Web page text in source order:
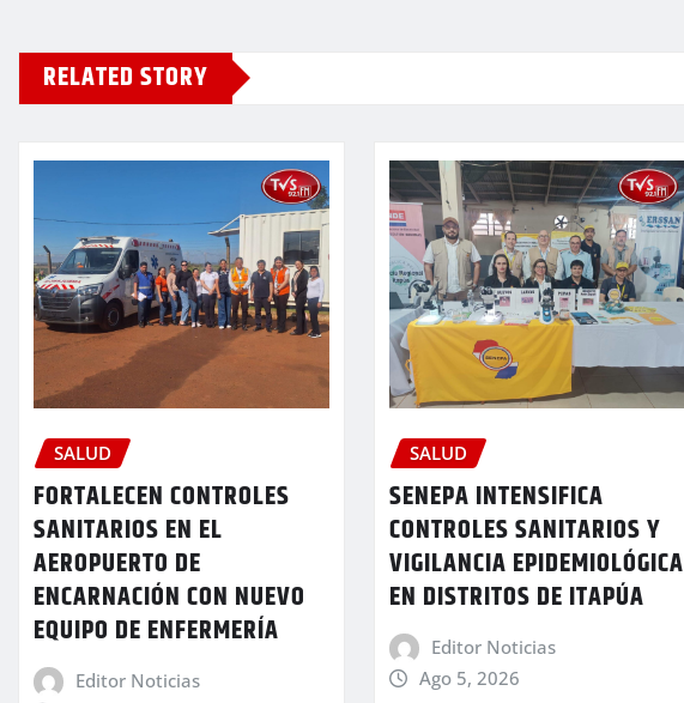
RELATED STORY
SALUD
FORTALECEN CONTROLES
SANITARIOS EN EL
AEROPUERTO DE
ENCARNACIÓN CON NUEVO
EQUIPO DE ENFERMERÍA
Editor Noticias
SALUD
SENEPA INTENSIFICA
CONTROLES SANITARIOS Y
VIGILANCIA EPIDEMIOLÓGICA
EN DISTRITOS DE ITAPÚA
Editor Noticias
Ago 5, 2026